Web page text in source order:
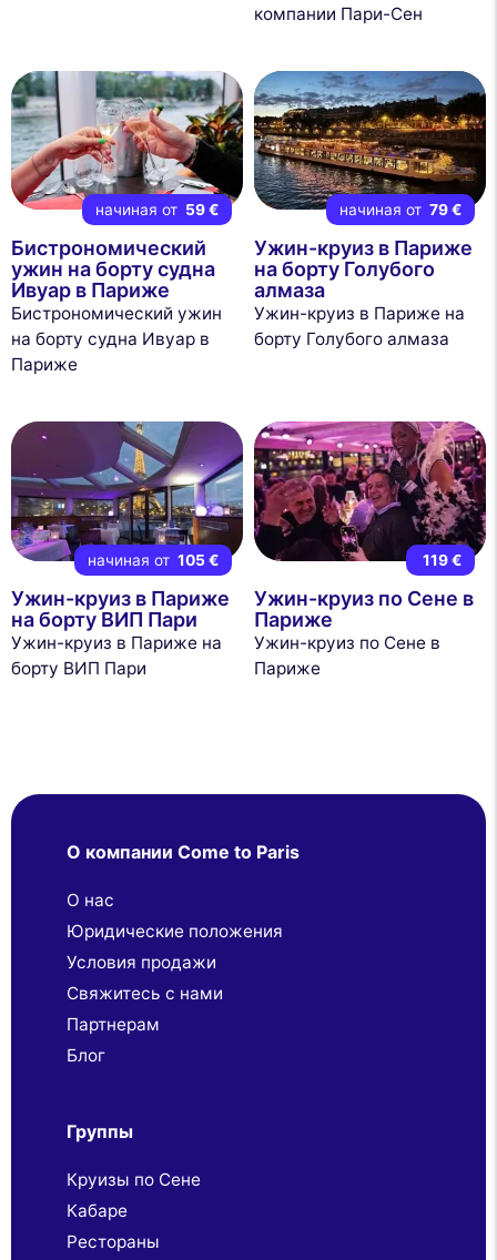
компании Пари-Сен
начиная от 59 €
Бистрономический
ужин на борту судна
Ивуар в Париже
Бистрономический ужин
на борту судна Ивуар в
Париже
начиная от 79 €
Ужин-круиз в Париже
на борту Голубого
алмаза
Ужин-круиз в Париже на
борту Голубого алмаза
начиная от 105 €
Ужин-круиз в Париже
на борту ВИП Пари
Ужин-круиз в Париже на
борту ВИП Пари
119 €
Ужин-круиз по Сене в
Париже
Ужин-круиз по Сене в
Париже
О компании Come to Paris
О нас
Юридические положения
Условия продажи
Свяжитесь с нами
Партнерaм
Блог
Группы
Круизы по Сене
Кабаре
Рестораны